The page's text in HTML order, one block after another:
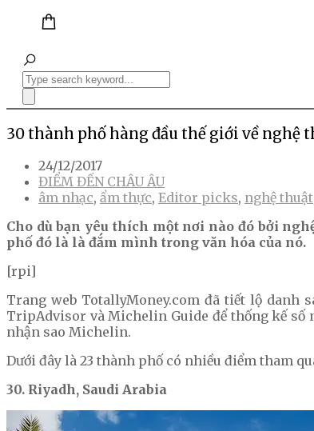
30 thành phố hàng đầu thế giới về nghệ
24/12/2017
ĐIỂM ĐẾN CHÂU ÂU
âm nhạc, ẩm thực, Editor picks, nghệ thuật
Cho dù bạn yêu thích một nơi nào đó bởi
phố đó là là đắm mình trong văn hóa của nó.
[rpi]
Trang web TotallyMoney.com đã tiết lộ danh
TripAdvisor và Michelin Guide để thống kế số
nhận sao Michelin.
Dưới đây là 23 thành phố có nhiều điểm tham
30. Riyadh, Saudi Arabia